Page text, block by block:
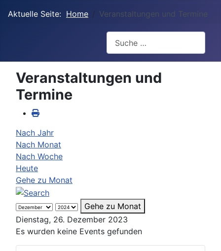
Aktuelle Seite: Home Veranstaltungen und Termine
Veranstaltungen und
Termine
Nach Jahr
Nach Monat
Nach Woche
Heute
Gehe zu Monat
Gehe zu Monat
Dienstag, 26. Dezember 2023
Es wurden keine Events gefunden